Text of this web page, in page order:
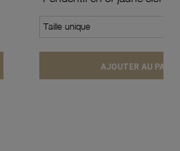
Taille unique
AJOUTER AU